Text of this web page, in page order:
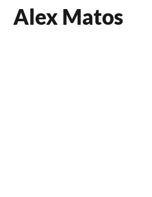
Alex Matos